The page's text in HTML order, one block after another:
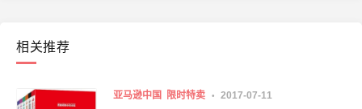
相关推荐
亚马逊中国 限时特卖 2017-07-11